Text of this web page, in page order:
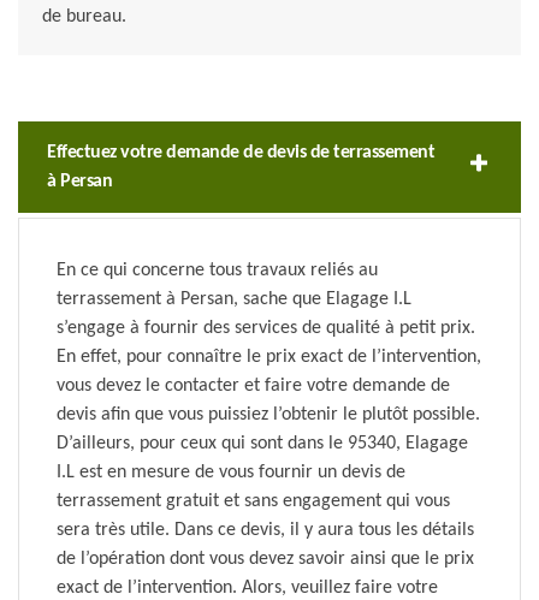
de bureau.
Effectuez votre demande de devis de terrassement
à Persan
En ce qui concerne tous travaux reliés au
terrassement à Persan, sache que Elagage I.L
s’engage à fournir des services de qualité à petit prix.
En effet, pour connaître le prix exact de l’intervention,
vous devez le contacter et faire votre demande de
devis afin que vous puissiez l’obtenir le plutôt possible.
D’ailleurs, pour ceux qui sont dans le 95340, Elagage
I.L est en mesure de vous fournir un devis de
terrassement gratuit et sans engagement qui vous
sera très utile. Dans ce devis, il y aura tous les détails
de l’opération dont vous devez savoir ainsi que le prix
exact de l’intervention. Alors, veuillez faire votre